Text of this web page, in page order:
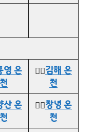
영 온
천
👉🏻김해 온
천
산 온
천
👉🏻창녕 온
천